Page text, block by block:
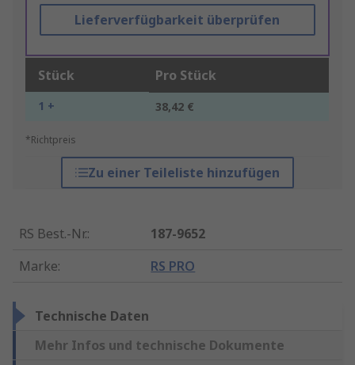
Lieferverfügbarkeit überprüfen
Stück Pro Stück
1 + 38,42 €
*Richtpreis
Zu einer Teileliste hinzufügen
RS Best.-Nr.:
187-9652
Marke: RS PRO
Technische Daten
Mehr Infos und technische Dokumente